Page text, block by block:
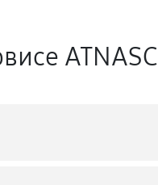
ATNASC